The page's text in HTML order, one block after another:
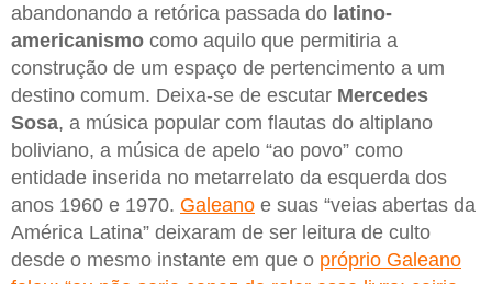
abandonando a retórica passada do latino-
americanismo como aquilo que permitiria a
construção de um espaço de pertencimento a um
destino comum. Deixa-se de escutar Mercedes
Sosa, a música popular com flautas do altiplano
boliviano, a música de apelo “ao povo” como
entidade inserida no metarrelato da esquerda dos
anos 1960 e 1970. Galeano e suas “veias abertas da
América Latina” deixaram de ser leitura de culto
desde o mesmo instante em que o próprio Galeano